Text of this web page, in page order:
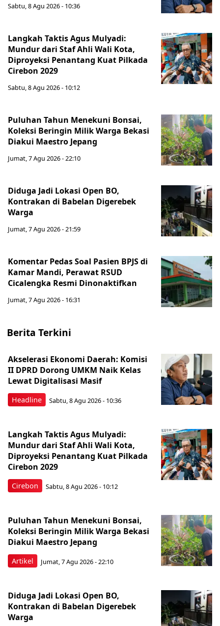
Sabtu, 8 Agu 2026 - 10:36
Langkah Taktis Agus Mulyadi:
Mundur dari Staf Ahli Wali Kota,
Diproyeksi Penantang Kuat Pilkada
Cirebon 2029
Sabtu, 8 Agu 2026 - 10:12
Puluhan Tahun Menekuni Bonsai,
Koleksi Beringin Milik Warga Bekasi
Diakui Maestro Jepang
Jumat, 7 Agu 2026 - 22:10
Diduga Jadi Lokasi Open BO,
Kontrakan di Babelan Digerebek
Warga
Jumat, 7 Agu 2026 - 21:59
Komentar Pedas Soal Pasien BPJS di
Kamar Mandi, Perawat RSUD
Cicalengka Resmi Dinonaktifkan
Jumat, 7 Agu 2026 - 16:31
Berita Terkini
Headline
Akselerasi Ekonomi Daerah: Komisi
II DPRD Dorong UMKM Naik Kelas
Lewat Digitalisasi Masif
Sabtu, 8 Agu 2026 - 10:36
Cirebon
Langkah Taktis Agus Mulyadi:
Mundur dari Staf Ahli Wali Kota,
Diproyeksi Penantang Kuat Pilkada
Cirebon 2029
Sabtu, 8 Agu 2026 - 10:12
Artikel
Puluhan Tahun Menekuni Bonsai,
Koleksi Beringin Milik Warga Bekasi
Diakui Maestro Jepang
Jumat, 7 Agu 2026 - 22:10
Diduga Jadi Lokasi Open BO,
Kontrakan di Babelan Digerebek
Warga